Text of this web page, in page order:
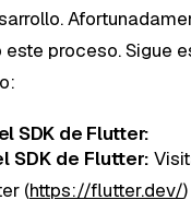
proceso. Sigue
SDK de Flutter:
SDK de Flutter:
(https://flutter.dev/